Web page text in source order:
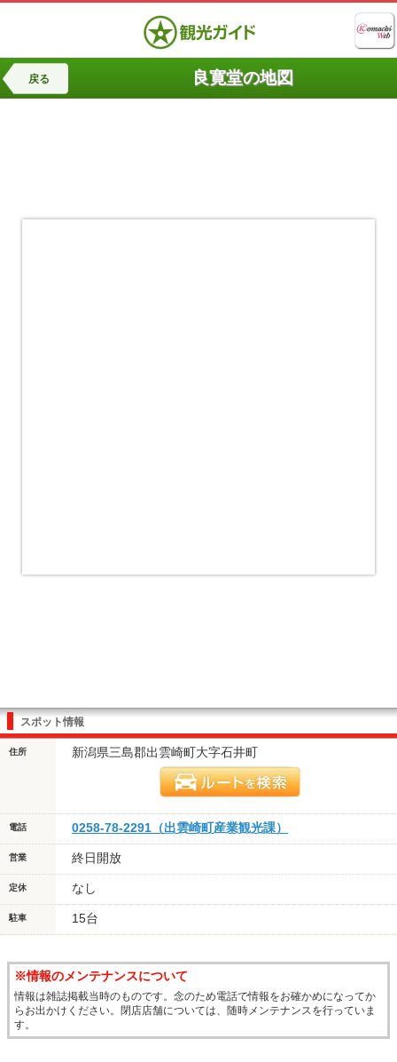
戻る 良寛堂の地図
スポット情報
住所 新潟県三島郡出雲崎町大字石井町
電話 0258-78-2291（出雲崎町産業観光課）
営業 終日開放
定休 なし
駐車 15台
※情報のメンテナンスについて
情報は雑誌掲載当時のものです。念のため電話で情報をお確かめになってか
らお出かけください。閉店店舗については、随時メンテナンスを行っていま
す。